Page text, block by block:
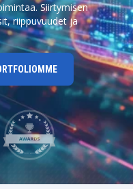
Siirtymisen
riippuvuudet ja